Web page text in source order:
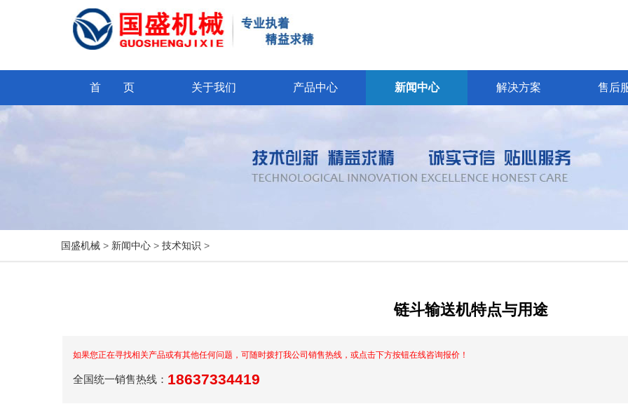
首 页 关于我们 产品中心 新闻中心 解决方案 售后
国盛机械 > 新闻中心 > 技术知识 >
链斗输送机特点与用途
如果您正在寻找相关产品或有其他任何问题，可随时拨打我公司销售热线，或点击下方按钮在线咨询报价！
全国统一销售热线： 18637334419